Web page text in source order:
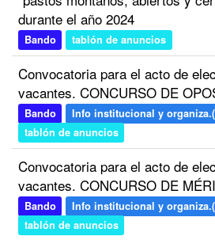
durante el año 2024
Bando tablón de anuncios
Convocatoria para el acto de
vacantes. CONCURSO DE
Bando
Info institucional y
tablón de anuncios
Convocatoria para el acto de
vacantes. CONCURSO DE
Bando
Info institucional y
tablón de anuncios